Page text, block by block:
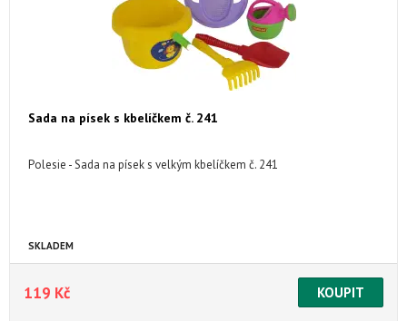
Sada na písek s kbelíčkem č. 241
Polesie - Sada na písek s velkým kbelíčkem č. 241
SKLADEM
119 Kč